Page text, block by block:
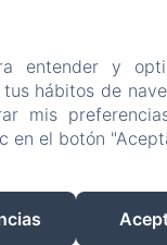
NUESTRAS
entender y
hábitos de
mis
en el botón